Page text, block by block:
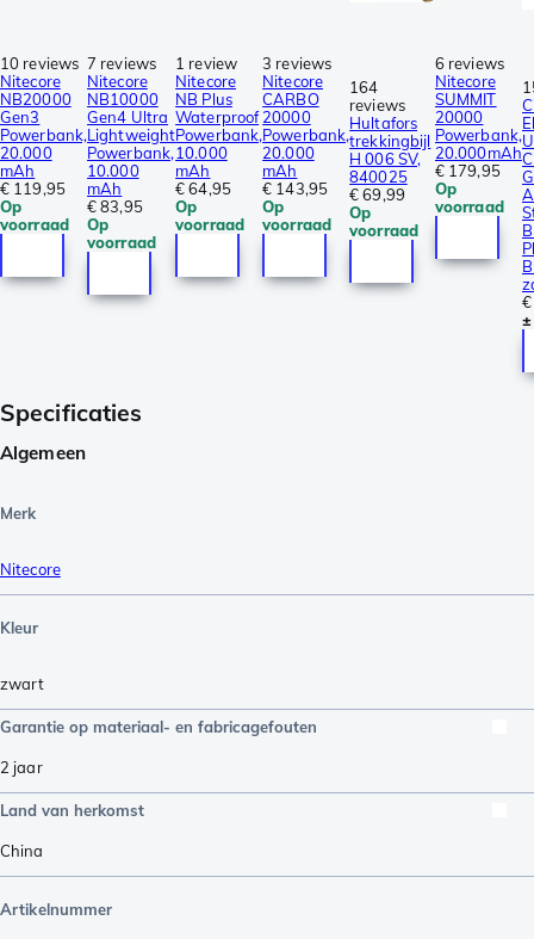
10 reviews
Nitecore
NB20000
Gen3
Powerbank,
20.000
mAh
€ 119,95
Op
voorraad
7 reviews
Nitecore
NB10000
Gen4 Ultra
Lightweight
Powerbank,
10.000
mAh
€ 83,95
Op
voorraad
1 review
Nitecore
NB Plus
Waterproof
Powerbank,
10.000
mAh
€ 64,95
Op
voorraad
3 reviews
Nitecore
CARBO
20000
Powerbank,
20.000
mAh
€ 143,95
Op
voorraad
164
reviews
Hultafors
trekkingbijl
H 006 SV,
840025
€ 69,99
Op
voorraad
6 reviews
Nitecore
SUMMIT
20000
Powerbank,
20.000mAh
€ 179,95
Op
voorraad
Specificaties
Algemeen
Merk
Nitecore
Kleur
zwart
Garantie op materiaal- en fabricagefouten
2 jaar
Land van herkomst
China
Artikelnummer